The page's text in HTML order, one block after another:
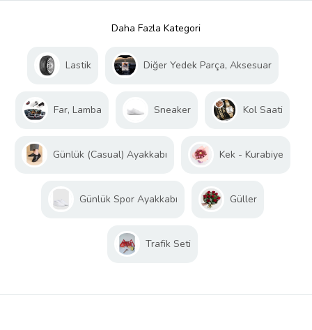
Daha Fazla Kategori
Lastik Diğer Yedek Parça, Aksesuar
Far, Lamba Sneaker Kol Saati
Günlük (Casual) Ayakkabı Kek - Kurabiye
Günlük Spor Ayakkabı Güller
Trafik Seti